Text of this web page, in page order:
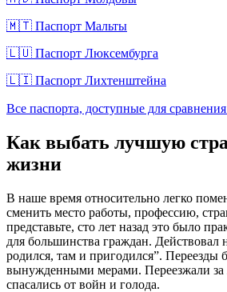
🇲🇹 Паспорт Мальты
🇱🇺 Паспорт Люксембурга
🇱🇮 Паспорт Лихтенштейна
Все паспорта, доступные для
Как выбать лучшую
жизни
В наше время относительно легко
сменить место работы, профессию,
представьте, сто лет назад это было
для большинства граждан. Действовал
родился, там и пригодился”. Переезды
вынужденными мерами. Переезжали за
спасались от войн и голода.